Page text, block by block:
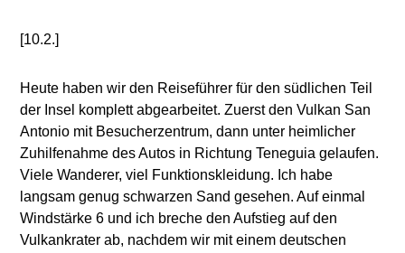
[10.2.]
Heute haben wir den Reiseführer für den südlichen Teil
der Insel komplett abgearbeitet. Zuerst den Vulkan San
Antonio mit Besucherzentrum, dann unter heimlicher
Zuhilfenahme des Autos in Richtung Teneguia gelaufen.
Viele Wanderer, viel Funktionskleidung. Ich habe
langsam genug schwarzen Sand gesehen. Auf einmal
Windstärke 6 und ich breche den Aufstieg auf den
Vulkankrater ab, nachdem wir mit einem deutschen